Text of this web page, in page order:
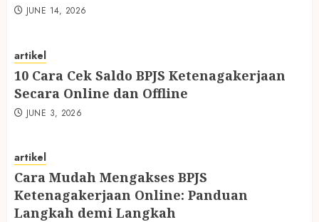
JUNE 14, 2026
artikel
10 Cara Cek Saldo BPJS Ketenagakerjaan
Secara Online dan Offline
JUNE 3, 2026
artikel
Cara Mudah Mengakses BPJS
Ketenagakerjaan Online: Panduan
Langkah demi Langkah